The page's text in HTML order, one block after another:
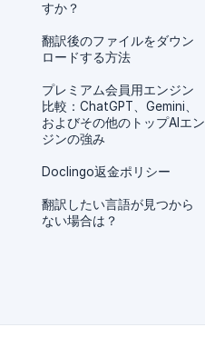
すか？
翻訳後のファイルをダウン
ロードする方法
プレミアム会員用エンジン
比較：ChatGPT、Gemini、
およびその他のトップAIエン
ジンの強み
Doclingo返金ポリシー
翻訳したい言語が見つから
ない場合は？